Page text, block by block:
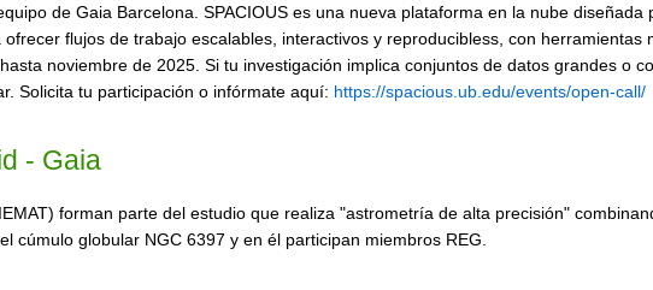
de Gaia Barcelona. SPACIOUS es una nueva plataforma en la nube
flujos de trabajo escalables, interactivos y reproducibless, con herramientas
noviembre de 2025. Si tu investigación implica conjuntos de datos grandes o
Solicita tu participación o infórmate aquí: https://spacious.ub.edu/events/open-call/
- Gaia
forman parte del estudio que realiza "astrometría de alta precisión"
cúmulo globular NGC 6397 y en él participan miembros REG.